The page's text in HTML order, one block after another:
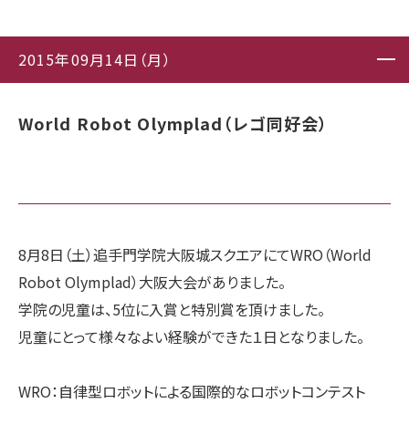
2015年09月14日（月）
World Robot Olymplad（レゴ同好会）
8月8日（土）追手門学院大阪城スクエアにてWRO（World
Robot Olymplad）大阪大会がありました。
学院の児童は、5位に入賞と特別賞を頂けました。
児童にとって様々なよい経験ができた１日となりました。
WRO：自律型ロボットによる国際的なロボットコンテスト